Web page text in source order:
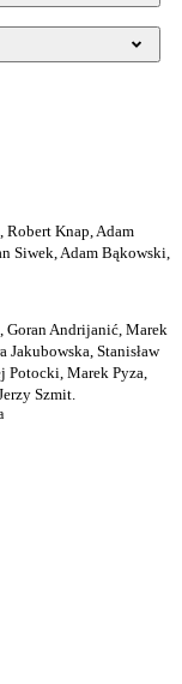
Robert Knap, Adam
Siwek, Adam Bąkowski,
Goran Andrijanić, Marek
Jakubowska, Stanisław
Potocki, Marek Pyza,
Szmit.